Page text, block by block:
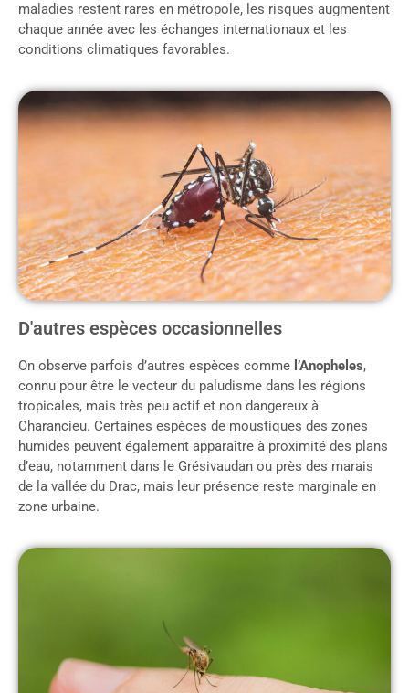
maladies restent rares en métropole, les risques augmentent
chaque année avec les échanges internationaux et les
conditions climatiques favorables.
D'autres espèces occasionnelles
On observe parfois d’autres espèces comme l’Anopheles,
connu pour être le vecteur du paludisme dans les régions
tropicales, mais très peu actif et non dangereux à
Charancieu. Certaines espèces de moustiques des zones
humides peuvent également apparaître à proximité des plans
d’eau, notamment dans le Grésivaudan ou près des marais
de la vallée du Drac, mais leur présence reste marginale en
zone urbaine.